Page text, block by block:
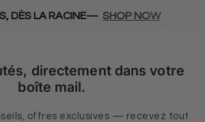
SHOP NOW
directement dans votre
boîte mail.
offres exclusives — recevez tout